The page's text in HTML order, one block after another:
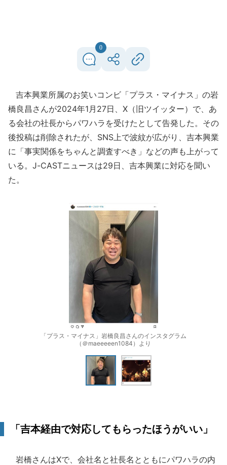
0
吉本興業所属のお笑いコンビ「プラス・マイナス」の岩
橋良昌さんが2024年1月27日、X（旧ツイッター）で、あ
る会社の社長からパワハラを受けたとして告発した。その
後投稿は削除されたが、SNS上で波紋が広がり、吉本興業
に「事実関係をちゃんと調査すべき」などの声も上がって
いる。J-CASTニュースは29日、吉本興業に対応を聞い
た。
「プラス・マイナス」岩橋良昌さんのインスタグラム
（＠maeeeeen1084）より
「吉本経由で対応してもらったほうがいい」
岩橋さんはXで、会社名と社長名とともにパワハラの内